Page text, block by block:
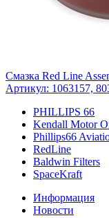
Смазка Red Line
Артикул: 1063157,
PHILLIPS 66
Kendall Motor
Phillips66
RedLine
Baldwin Filters
SpaceKraft
Информация
Новости